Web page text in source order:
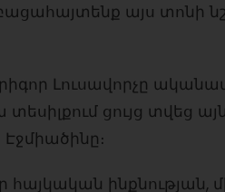
այս տոնի
Լուսավորչը
ցույց տվեց
Էջմիածինը։
հայկական